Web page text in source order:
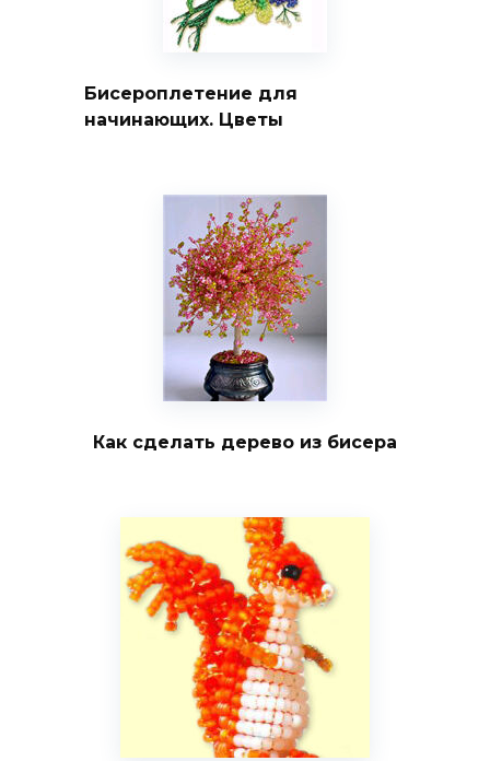
Бисероплетение для
начинающих. Цветы
Как сделать дерево из бисера